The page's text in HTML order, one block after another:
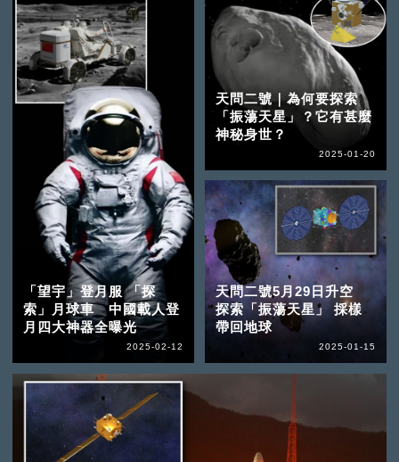
「望宇」登月服 「探
索」月球車 中國載人登
月四大神器全曝光
2025-02-12
天問二號｜為何要探索
「振蕩天星」？它有甚麼
神秘身世？
2025-01-20
天問二號5月29日升空
探索「振蕩天星」 採樣
帶回地球
2025-01-15